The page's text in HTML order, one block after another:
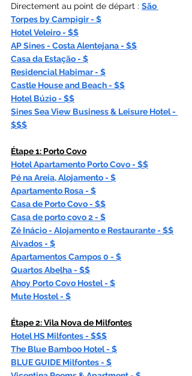
Directement au point de départ : São
Torpes by Campigir - $
Hotel Veleiro - $$
AP Sines - Costa Alentejana - $$
Casa da Estação - $
Residencial Habimar - $
Castle House and Beach - $$
Hotel Búzio - $$
Sines Sea View Business & Leisure Hotel -
$$$
Étape 1: Porto Covo
Hotel Apartamento Porto Covo - $$
Pé na Areia, Alojamento - $
Apartamento Rosa - $
Casa de Porto Covo - $$
Casa de porto covo 2 - $
Zé Inácio - Alojamento e Restaurante - $$
Aivados - $
Apartamentos Campos 0 - $
Quartos Abelha - $$
Ahoy Porto Covo Hostel - $
Mute Hostel - $
Étape 2: Vila Nova de Milfontes
Hotel HS Milfontes - $$$
The Blue Bamboo Hotel - $
BLUE GUIDE Milfontes - $